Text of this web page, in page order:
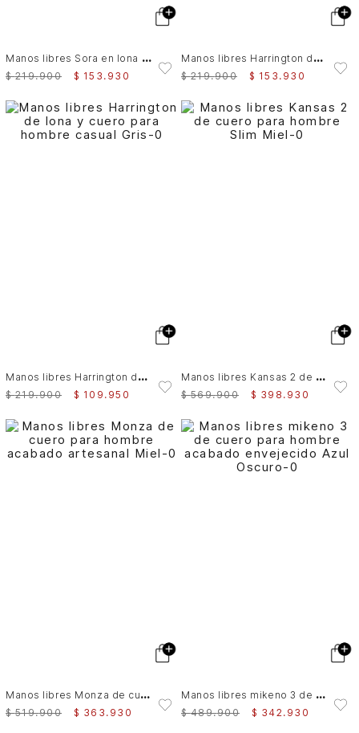
M
anos libres Sora en lona para hombre funcional
$ 219.900 $ 153 . 930
M
anos libres Harrington de lona y cuero para hombre casual
$ 219.900 $ 153 . 930
M
anos libres Harrington de lona y cuero para hombre casual
$ 219.900 $ 109 . 950
M
anos libres Kansas 2 de cuero para hombre Slim
$ 569.900 $ 398 . 930
M
anos libres Monza de cuero para hombre acabado artesanal
$ 519.900 $ 363 . 930
M
anos libres mikeno 3 de cuero para hombre acabado envejecido
$ 489.900 $ 342. 930